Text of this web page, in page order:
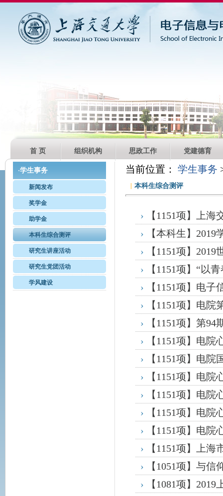
首 页 组织机构 思政工作 党建德育
·学生事务
新闻发布
奖学金
助学金
本科生综合测评
研究生讲座活动
研究生党团活动
学风建设
当前位置：学生事务
本科生综合测评
› 【1151项】上海
› 【本科生】
› 【1151项】
› 【1151项】“以
› 【1151项】电子
大赛
› 【1151项】电院
› 【1151项】第
› 【1151项】电院
› 【1151项】电院
› 【1151项】电院
› 【1151项】电院
› 【1151项】电院
› 【1151项】电
› 【1151项】上海
› 【1051项】与
育活动
› 【1081项】